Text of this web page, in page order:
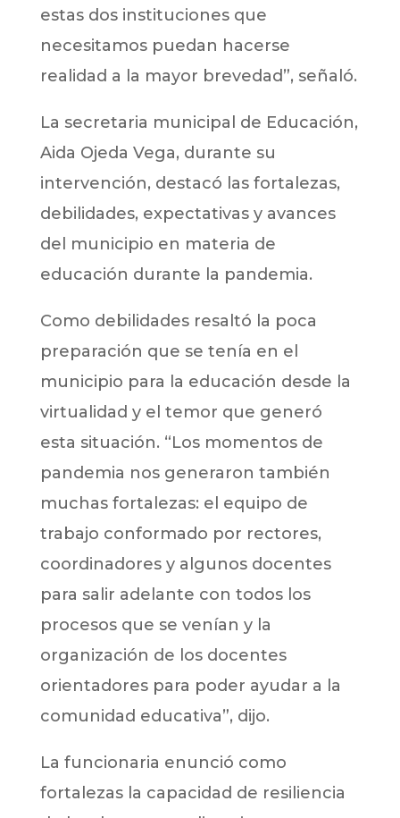
estas dos instituciones que
necesitamos puedan hacerse
realidad a la mayor brevedad”, señaló.
La secretaria municipal de Educación,
Aida Ojeda Vega, durante su
intervención, destacó las fortalezas,
debilidades, expectativas y avances
del municipio en materia de
educación durante la pandemia.
Como debilidades resaltó la poca
preparación que se tenía en el
municipio para la educación desde la
virtualidad y el temor que generó
esta situación. “Los momentos de
pandemia nos generaron también
muchas fortalezas: el equipo de
trabajo conformado por rectores,
coordinadores y algunos docentes
para salir adelante con todos los
procesos que se venían y la
organización de los docentes
orientadores para poder ayudar a la
comunidad educativa”, dijo.
La funcionaria enunció como
fortalezas la capacidad de resiliencia